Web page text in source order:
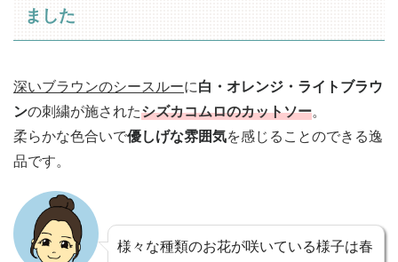
ました
深いブラウンのシースルーに白・オレンジ・ライトブラウ
ンの刺繍が施されたシズカコムロのカットソー。
柔らかな色合いで優しげな雰囲気を感じることのできる逸
品です。
様々な種類のお花が咲いている様子は春